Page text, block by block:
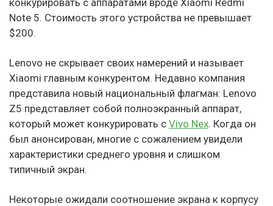
конкурировать с аппаратами вроде Xiaomi Redmi
Note 5. Стоимость этого устройства не превышает
$200.
Lenovo не скрывает своих намерений и называет
Xiaomi главным конкурентом. Недавно компания
представила новый национальный флагман: Lenovo
Z5 представляет собой полноэкранный аппарат,
который может конкурировать с Vivo Nex. Когда он
был анонсирован, многие с сожалением увидели
характеристики среднего уровня и слишком
типичный экран.
Некоторые ожидали соотношение экрана к корпусу